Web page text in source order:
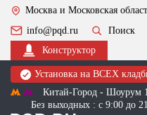
Москва и Московская
info@pqd.ru
Поиск
Конструктор
Установка на ВСЕХ
Китай-Город - Шоурум
Без выходных : с 9:00 до